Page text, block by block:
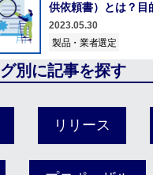
供依頼書）とは？目
RFPとの違いを分か
2023.05.30
製品・業者選定
別に記事を探す
リリース